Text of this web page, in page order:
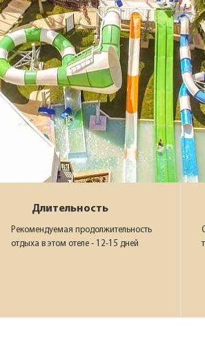
Длительность
Рекомендуемая продолжительность
отдыха в этом отеле - 12-15 дней